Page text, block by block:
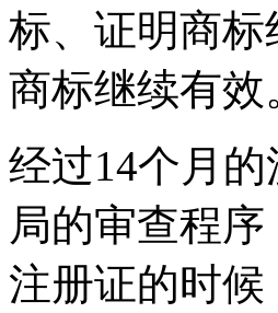
标、证明商
商标继续有效
经过14个月的
局的审查程
注册证的时